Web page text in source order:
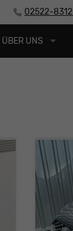
02522-
ÜBER UNS